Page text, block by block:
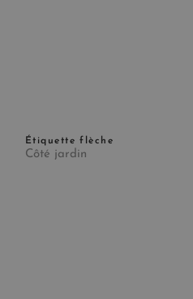
Étiquette flèche
Côté jardin